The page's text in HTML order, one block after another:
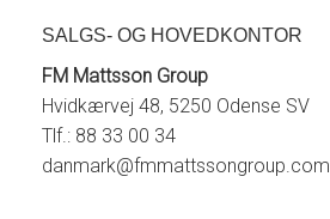
SALGS- OG HOVEDKONTOR
FM Mattsson Group
Hvidkærvej 48, 5250 Odense SV
Tlf.: 88 33 00 34
danmark@fmmattssongroup.com